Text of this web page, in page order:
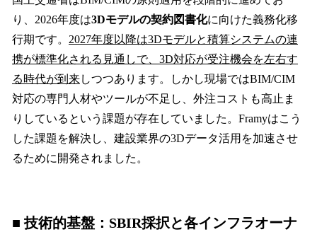
り、2026年度は3Dモデルの契約図書化に向けた義務化移
行期です。 2027年度以降は3Dモデルと積算システムの連
携が標準化される見通しで、3D対応が受注機会を左右す
る時代が到来しつつあります。しかし現場ではBIM/CIM
対応の専門人材やツールが不足し、外注コストも高止ま
りしているという課題が存在していました。Framyはこう
した課題を解決し、建設業界の3Dデータ活用を加速させ
るために開発されました。
■ 技術的基盤：SBIR採択と各インフラオーナ